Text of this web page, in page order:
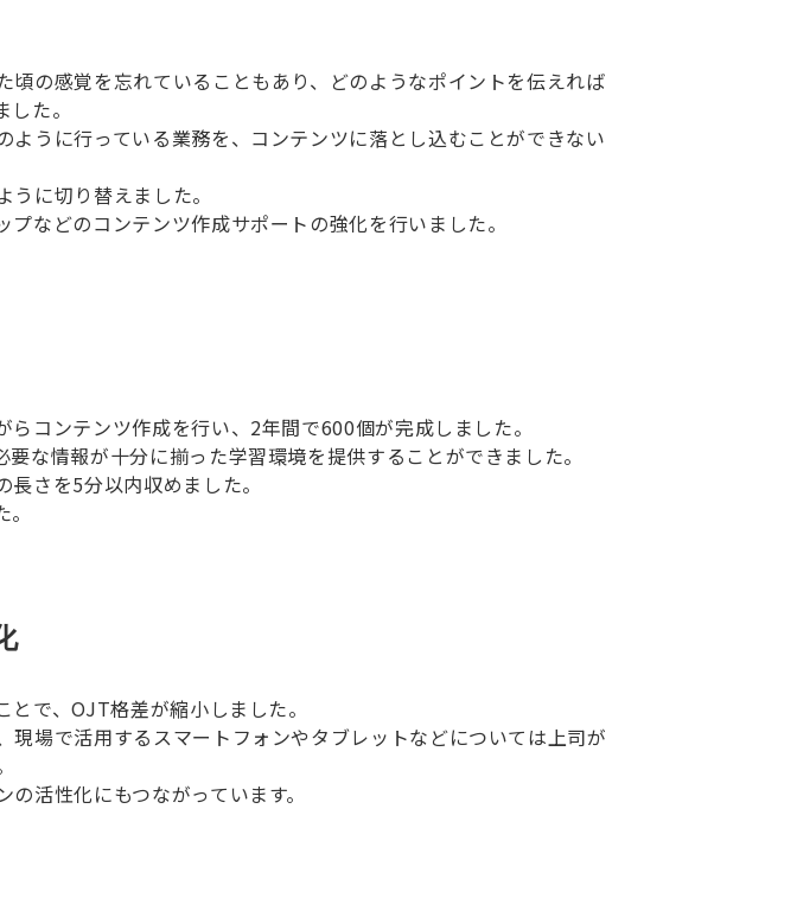
の感覚を忘れていることもあり、どのようなポイントを伝えれば
た。
うに行っている業務を、コンテンツに落とし込むことができない
に切り替えました。
などのコンテンツ作成サポートの強化を行いました。
コンテンツ作成を行い、2年間で600個が完成しました。
な情報が十分に揃った学習環境を提供することができました。
さを5分以内収めました。
で、OJT格差が縮小しました。
場で活用するスマートフォンやタブレットなどについては上司が
の活性化にもつながっています。